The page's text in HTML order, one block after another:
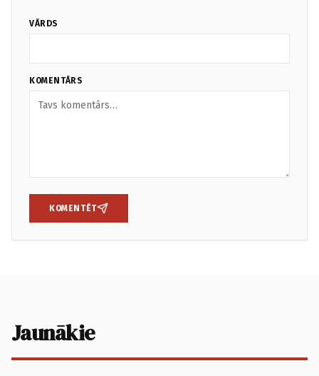
VĀRDS
KOMENTĀRS
KOMENTĒT
Jaunākie